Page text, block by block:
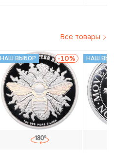
Все товары
НАШ ВЫБОР -10% НАШ